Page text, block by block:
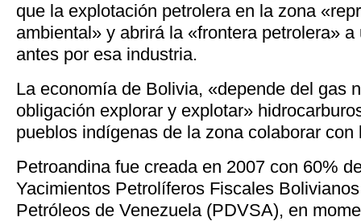
que la explotación petrolera en la zona
ambiental» y abrirá la «frontera petrolera»
antes por esa industria.
La economía de Bolivia, «depende del gas
obligación explorar y explotar»
pueblos indígenas de la zona colaborar con
Petroandina fue creada en 2007 con 60%
Yacimientos Petrolíferos Fiscales
Petróleos de Venezuela (PDVSA), en